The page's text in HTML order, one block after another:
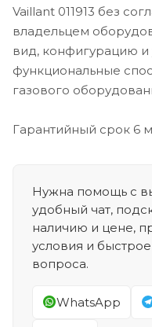
Vaillant 011913 без
владельцем
вид, конфигурацию и
функциональные
газового
Гарантийный срок 6
Нужна помощь с
удобный чат,
наличию и цене,
условия и
вопроса.
WhatsApp